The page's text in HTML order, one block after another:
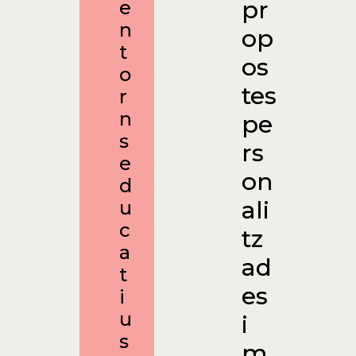
e
n
t
o
r
n
s
e
d
u
c
a
t
i
u
s
pr
op
os
tes
pe
rs
on
ali
tz
ad
es
i